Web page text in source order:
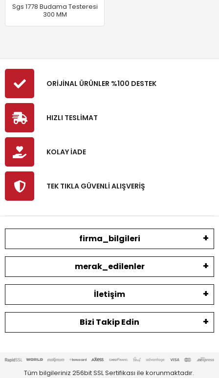
Sgs 1778 Budama Testeresi
300 MM
ORİJİNAL ÜRÜNLER %100 DESTEK
HIZLI TESLİMAT
KOLAY İADE
TEK TIKLA GÜVENLİ ALIŞVERİŞ
firma_bilgileri
merak_edilenler
İletişim
Bizi Takip Edin
Tüm bilgileriniz 256bit SSL Sertifikası ile korunmaktadır.